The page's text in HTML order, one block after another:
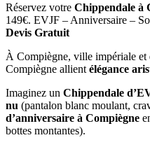
Réservez votre Chippendale à
149€. EVJF – Anniversaire –
Devis Gratuit
À Compiègne, ville impériale et
Compiègne allient élégance
Imaginez un Chippendale
nu (pantalon blanc moulant,
d’anniversaire à Compiègne
bottes montantes).